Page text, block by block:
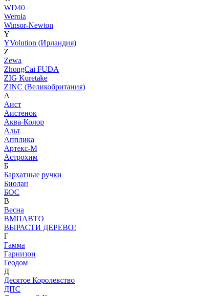
WD40
Werola
Winsor-Newton
Y
YVolution (Ирландия)
Z
Zewa
ZhongCai FUDA
ZIG Kuretake
ZINC (Великобритания)
А
Аист
Аистенок
Аква-Колор
Альт
Апплика
Артекс-М
Астрохим
Б
Бархатные ручки
Биолан
БОС
В
Весна
ВМПАВТО
ВЫРАСТИ ДЕРЕВО!
Г
Гамма
Гарнизон
Геодом
Д
Десятое Королевство
ДПС